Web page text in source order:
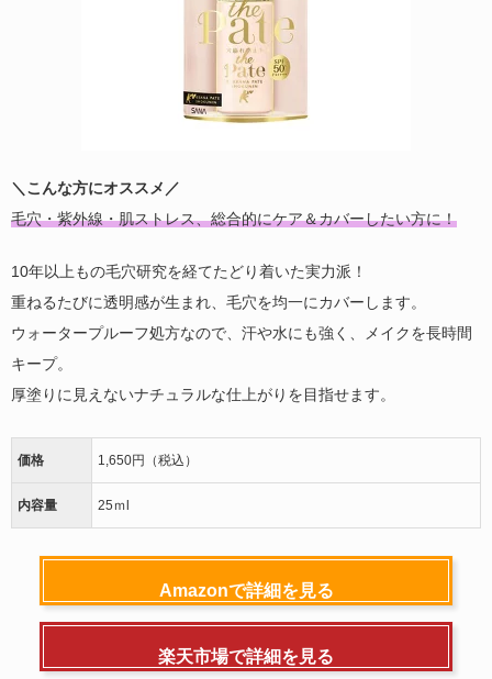
＼こんな方にオススメ／
毛穴・紫外線・肌ストレス、総合的にケア＆カバーしたい方に！
10年以上もの毛穴研究を経てたどり着いた実力派！
重ねるたびに透明感が生まれ、毛穴を均一にカバーします。
ウォータープルーフ処方なので、汗や水にも強く、メイクを長時間
キープ。
厚塗りに見えないナチュラルな仕上がりを目指せます。
価格 1,650円（税込）
内容量 25ｍl
Amazonで詳細を見る
楽天市場で詳細を見る